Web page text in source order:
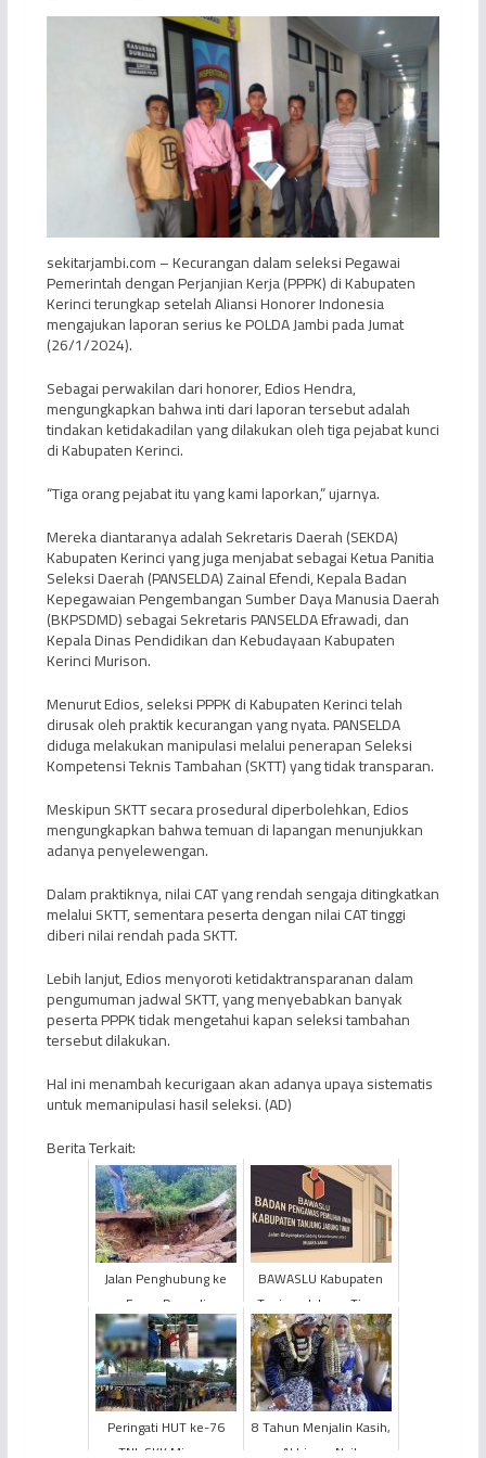
sekitarjambi.com – Kecurangan dalam seleksi Pegawai
Pemerintah dengan Perjanjian Kerja (PPPK) di Kabupaten
Kerinci terungkap setelah Aliansi Honorer Indonesia
mengajukan laporan serius ke POLDA Jambi pada Jumat
(26/1/2024).
Sebagai perwakilan dari honorer, Edios Hendra,
mengungkapkan bahwa inti dari laporan tersebut adalah
tindakan ketidakadilan yang dilakukan oleh tiga pejabat kunci
di Kabupaten Kerinci.
“Tiga orang pejabat itu yang kami laporkan,” ujarnya.
Mereka diantaranya adalah Sekretaris Daerah (SEKDA)
Kabupaten Kerinci yang juga menjabat sebagai Ketua Panitia
Seleksi Daerah (PANSELDA) Zainal Efendi, Kepala Badan
Kepegawaian Pengembangan Sumber Daya Manusia Daerah
(BKPSDMD) sebagai Sekretaris PANSELDA Efrawadi, dan
Kepala Dinas Pendidikan dan Kebudayaan Kabupaten
Kerinci Murison.
Menurut Edios, seleksi PPPK di Kabupaten Kerinci telah
dirusak oleh praktik kecurangan yang nyata. PANSELDA
diduga melakukan manipulasi melalui penerapan Seleksi
Kompetensi Teknis Tambahan (SKTT) yang tidak transparan.
Meskipun SKTT secara prosedural diperbolehkan, Edios
mengungkapkan bahwa temuan di lapangan menunjukkan
adanya penyelewengan.
Dalam praktiknya, nilai CAT yang rendah sengaja ditingkatkan
melalui SKTT, sementara peserta dengan nilai CAT tinggi
diberi nilai rendah pada SKTT.
Lebih lanjut, Edios menyoroti ketidaktransparanan dalam
pengumuman jadwal SKTT, yang menyebabkan banyak
peserta PPPK tidak mengetahui kapan seleksi tambahan
tersebut dilakukan.
Hal ini menambah kecurigaan akan adanya upaya sistematis
untuk memanipulasi hasil seleksi. (AD)
Berita Terkait:
Jalan Penghubung ke
Enam Desa di
Kecamatan Limun
Kabupaten Sarolangun
Longsor
BAWASLU Kabupaten
Tanjung Jabung Timur
Belum Kembalikan Sisa
Dana Hibah PILKADA
Seren...
Peringati HUT ke-76
TNI, SKK Migas -
8 Tahun Menjalin Kasih,
Akhirnya Naik